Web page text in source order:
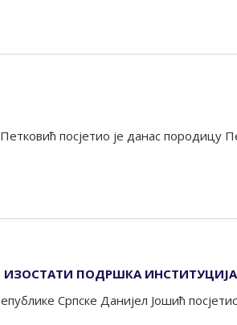
посјетио је данас породицу
ПОДРШКА ИНСТИТУЦИЈА
Српске Данијел Јошић